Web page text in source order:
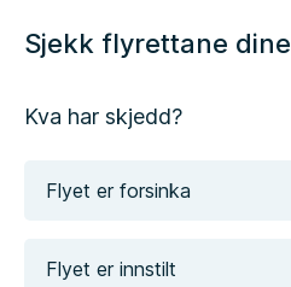
Sjekk flyrettane dine
Kva har skjedd?
Flyet er forsinka
Flyet er innstilt